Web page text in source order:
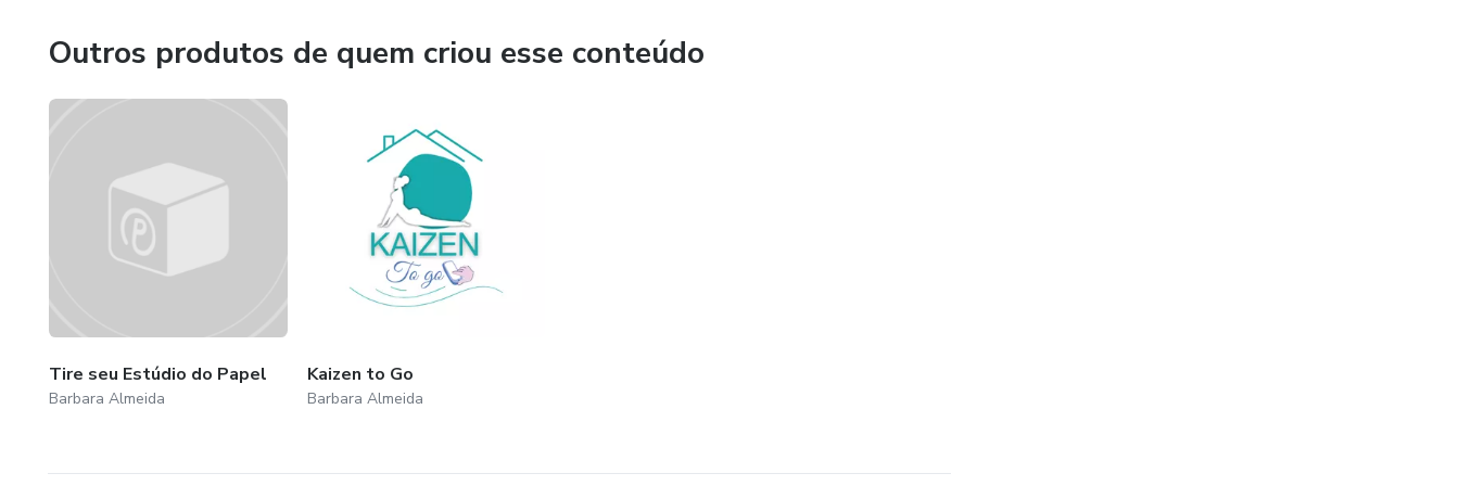
Outros produtos de quem criou esse conteúdo
Tire seu Estúdio do Papel
Barbara Almeida
Kaizen to Go
Barbara Almeida